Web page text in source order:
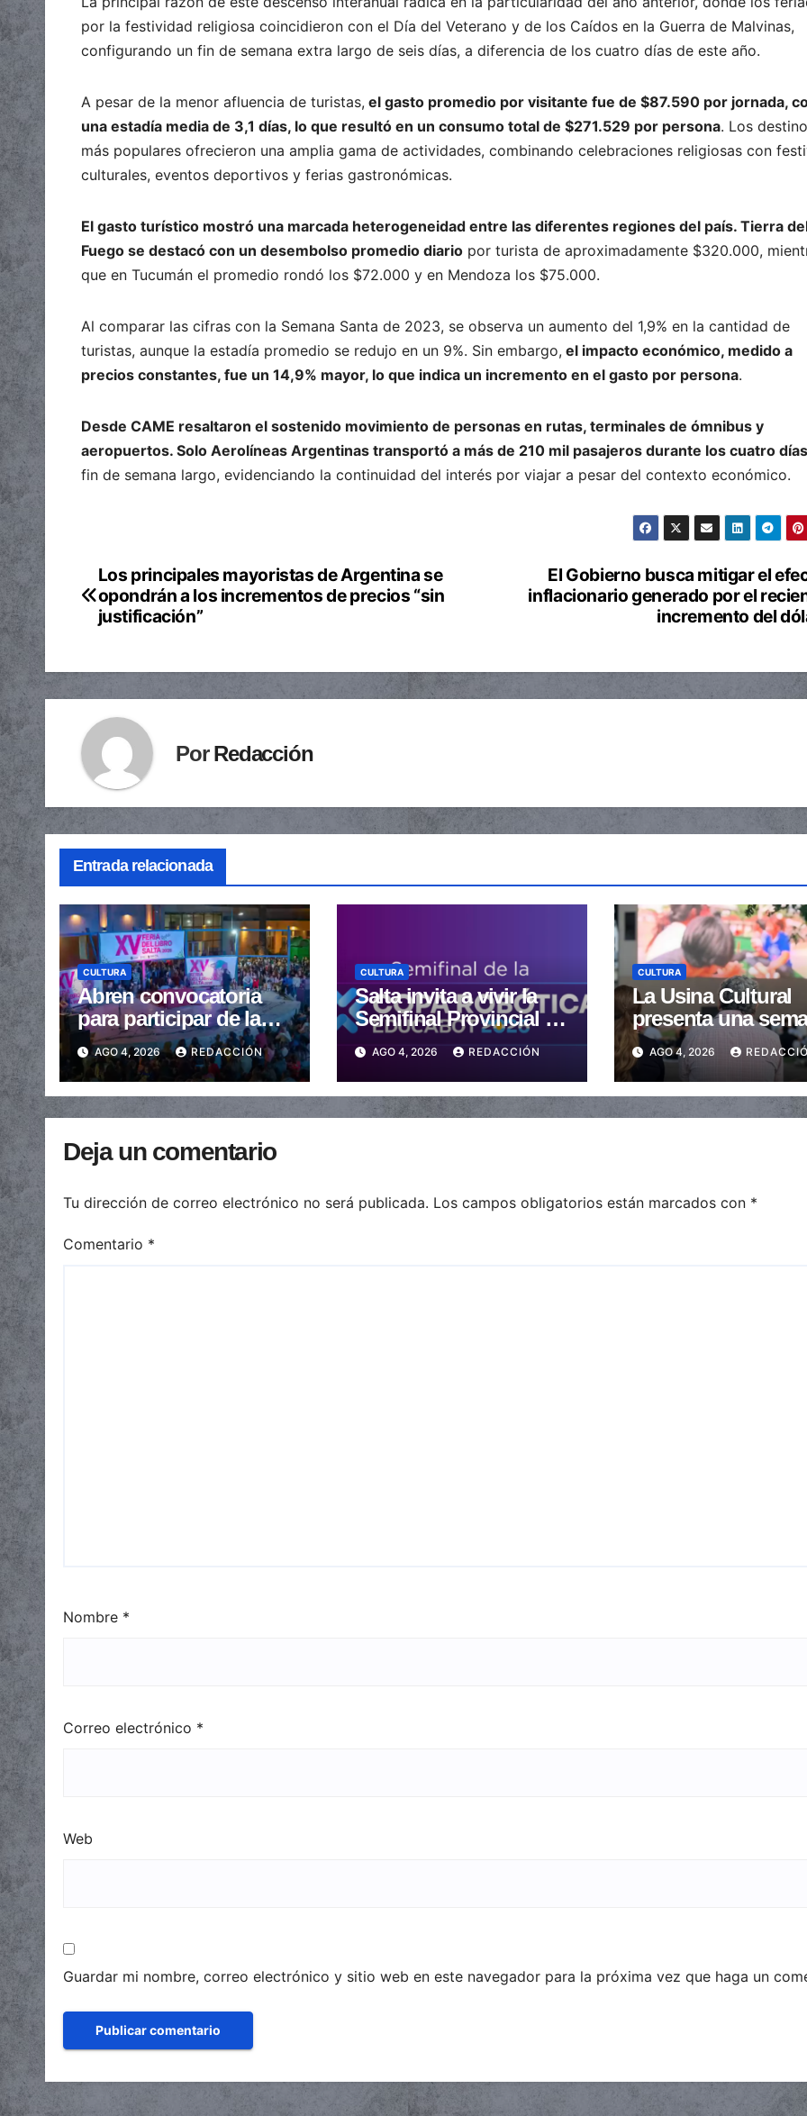
por la festividad religiosa coincidieron con el Día del Veterano y de los Caídos en la Guerra de Malvinas,
configurando un fin de semana extra largo de seis días, a diferencia de los cuatro días de este año.
A pesar de la menor afluencia de turistas, el gasto promedio por visitante fue de $87.590 por jornada,
una estadía media de 3,1 días, lo que resultó en un consumo total de $271.529 por persona. Los
más populares ofrecieron una amplia gama de actividades, combinando celebraciones religiosas con
culturales, eventos deportivos y ferias gastronómicas.
El gasto turístico mostró una marcada heterogeneidad entre las diferentes regiones del país. Tierra
Fuego se destacó con un desembolso promedio diario por turista de aproximadamente $320.000,
que en Tucumán el promedio rondó los $72.000 y en Mendoza los $75.000.
Al comparar las cifras con la Semana Santa de 2023, se observa un aumento del 1,9% en la cantidad de
turistas, aunque la estadía promedio se redujo en un 9%. Sin embargo, el impacto económico, medido a
precios constantes, fue un 14,9% mayor, lo que indica un incremento en el gasto por persona.
Desde CAME resaltaron el sostenido movimiento de personas en rutas, terminales de ómnibus y
aeropuertos. Solo Aerolíneas Argentinas transportó a más de 210 mil pasajeros durante los cuatro días
fin de semana largo, evidenciando la continuidad del interés por viajar a pesar del contexto económico.
Navegación
de
El Gobierno busca mitigar el
inflacionario generado por el
incremento del
Los principales mayoristas de Argentina se
opondrán a los incrementos de precios “sin
justificación”
PorRedacción
Entrada relacionada
CULTURA
Abren convocatoria
para participar de la
XVI Feria del Libro de
Salta
AGO 4, 2026 REDACCIÓN
CULTURA
Salta invita a vivir la
Semifinal Provincial de
la Copa Robótica
Argentina 2026
AGO 4, 2026 REDACCIÓN
CULTURA
La Usina Cultural
presenta una
con cine,
actividades para
la comunidad
AGO 4, 2026
Deja un comentario
Tu dirección de correo electrónico no será publicada. Los campos obligatorios están marcados con *
Comentario *
Nombre *
Correo electrónico *
Web
Guardar mi nombre, correo electrónico y sitio web en este navegador para la próxima vez que haga un